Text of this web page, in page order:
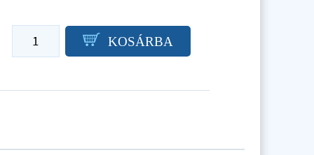
P KOSÁRBA